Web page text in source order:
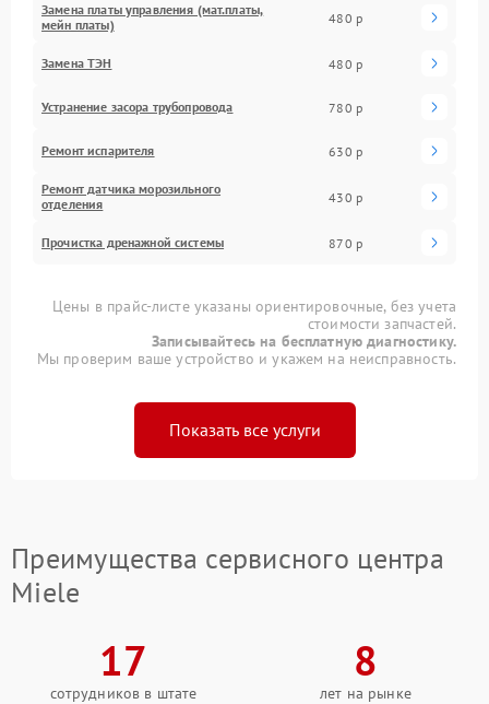
Замена платы управления (мат.платы,
мейн платы)
480 р
Замена ТЭН 480 р
Устранение засора трубопровода 780 р
Ремонт испарителя 630 р
Ремонт датчика морозильного
отделения
430 р
Прочистка дренажной системы 870 р
Цены в прайс-листе указаны ориентировочные, без учета
стоимости запчастей.
Записывайтесь на бесплатную диагностику.
Мы проверим ваше устройство и укажем на неисправность.
Показать все услуги
Преимущества сервисного центра
Miele
17
сотрудников в штате
8
лет на рынке